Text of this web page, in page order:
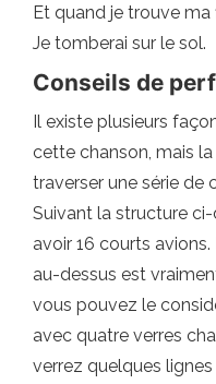
Et quand je trouve ma
Je tomberai sur le sol.
Conseils de
Il existe plusieurs
cette chanson, mais
traverser une série de
Suivant la structure
avoir 16 courts
au-dessus est
vous pouvez le
avec quatre verres
verrez quelques